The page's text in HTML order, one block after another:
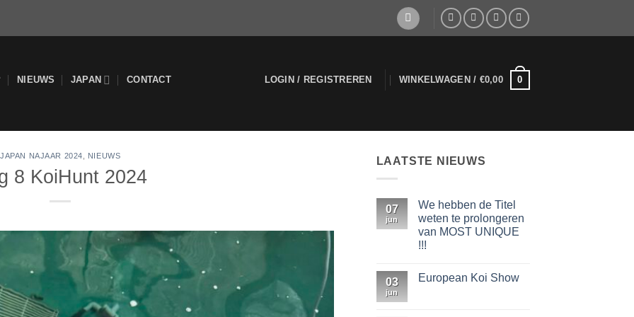
NIEUWS JAPAN CONTACT LOGIN / REGISTREREN WINKELWAGEN / €0,00 0
JAPAN NAJAAR 2024 NIEUWS
8 KoiHunt 2024
LAATSTE NIEUWS
07
jun
We hebben de Titel
weten te prolongeren
van MOST UNIQUE
!!!
op
03
jun
European Koi Show